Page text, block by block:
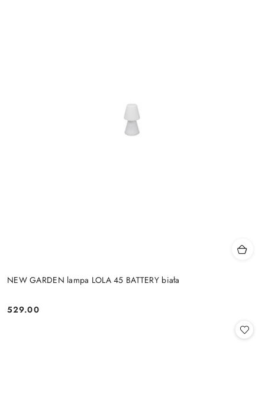
NEW GARDEN lampa LOLA 45 BATTERY biała
Cena:
529.00